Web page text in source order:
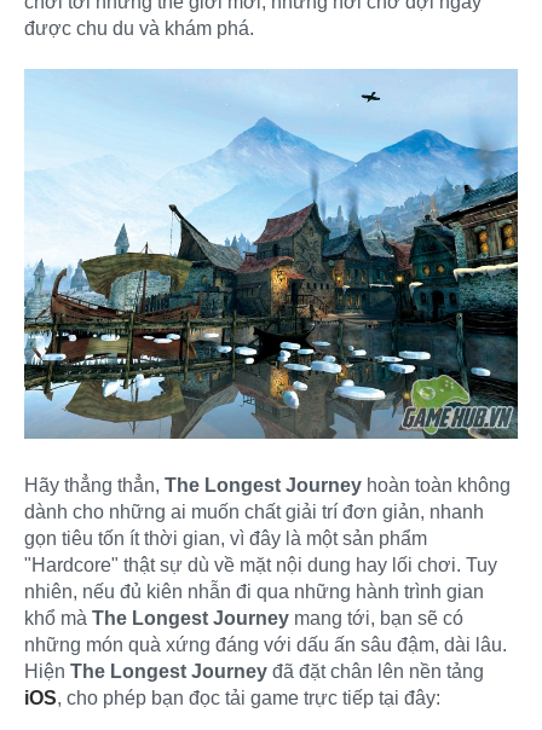
được chu du và khám phá.
Hãy thẳng thẳn, The Longest Journey hoàn toàn không
dành cho những ai muốn chất giải trí đơn giản, nhanh
gọn tiêu tốn ít thời gian, vì đây là một sản phẩm
"Hardcore" thật sự dù về mặt nội dung hay lối chơi. Tuy
nhiên, nếu đủ kiên nhẫn đi qua những hành trình gian
khổ mà The Longest Journey mang tới, bạn sẽ có
những món quà xứng đáng với dấu ấn sâu đậm, dài lâu.
Hiện The Longest Journey đã đặt chân lên nền tảng
iOS, cho phép bạn đọc tải game trực tiếp tại đây: